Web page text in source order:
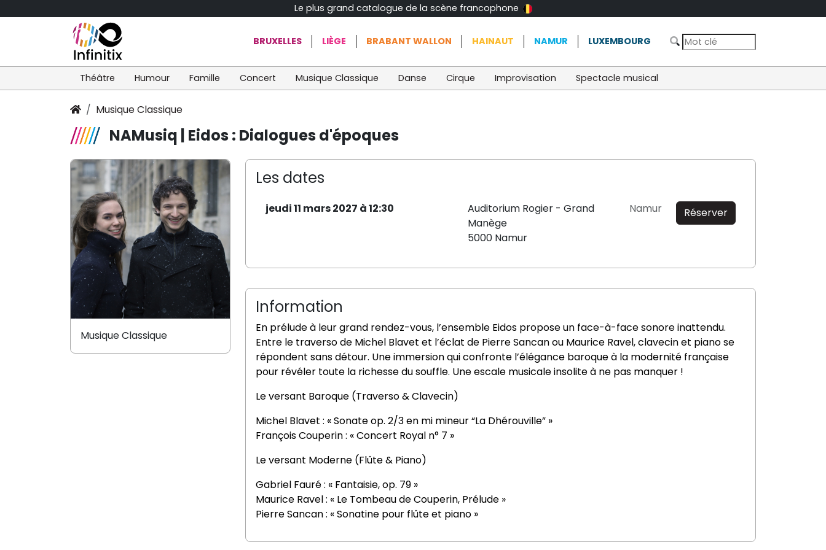
Le plus grand catalogue de la scène francophone
BRUXELLES LIÈGE BRABANT WALLON HAINAUT NAMUR LUXEMBOURG
Théâtre Humour Famille Concert Musique Classique Danse Cirque Improvisation Spectacle musical
Musique Classique
NAMusiq | Eidos : Dialogues d'époques
Les dates
jeudi 11 mars 2027 à 12:30
Auditorium Rogier - Grand
Manège
5000 Namur
Namur Réserver
Information
En prélude à leur grand rendez-vous, l’ensemble Eidos propose un face-à-face sonore inattendu.
Entre le traverso de Michel Blavet et l’éclat de Pierre Sancanou Maurice Ravel, clavecin et piano se
répondent sans détour. Une immersion qui confronte l’élégance baroque à la modernité française
pour révéler toute la richesse du souffle. Une escale musicale insolite à ne pas manquer !
Le versant Baroque (Traverso & Clavecin)
Michel Blavet : « Sonate op. 2/3 en mi mineur “La Dhérouville” »
François Couperin: « Concert Royal n° 7 »
Le versant Moderne (Flûte & Piano)
Gabriel Fauré: « Fantaisie, op. 79 »
Maurice Ravel: « Le Tombeau de Couperin, Prélude »
Pierre Sancan: « Sonatine pour flûte et piano »
Musique Classique